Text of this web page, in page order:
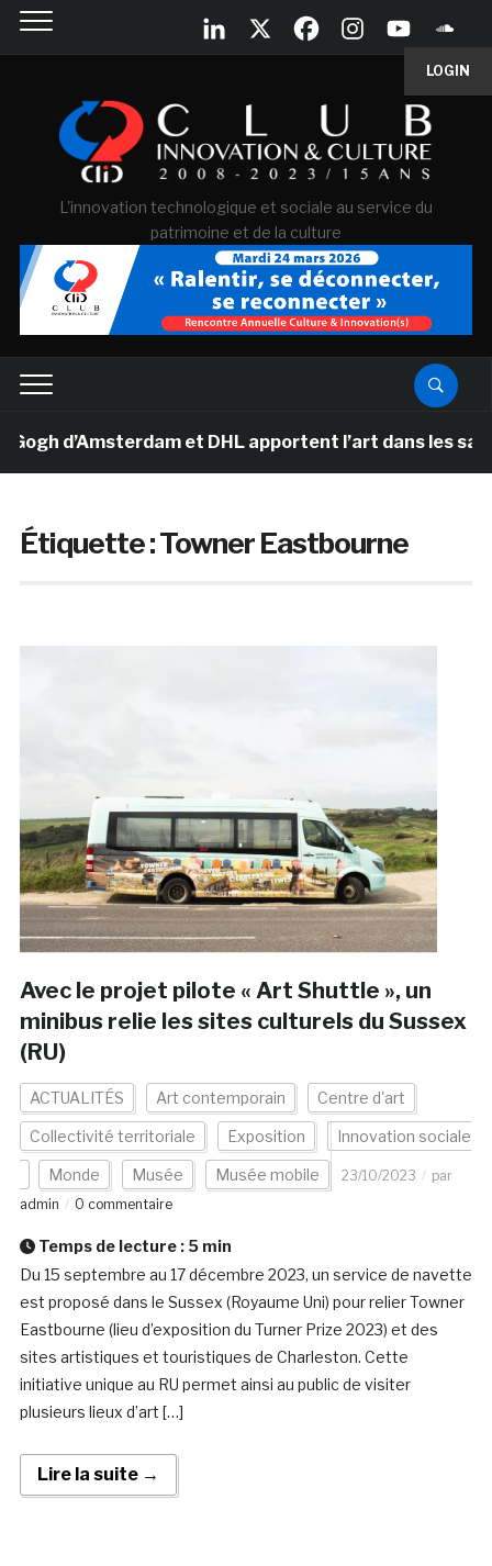
LOGIN
L'innovation technologique et sociale au service du
patrimoine et de la culture
d’Amsterdam et DHL apportent l’art dans les salles
Étiquette :Towner Eastbourne
Avec le projet pilote « Art Shuttle », un
minibus relie les sites culturels du Sussex
(RU)
ACTUALITÉS Art contemporain Centre d'art
Collectivité territoriale Exposition Innovation sociale
Monde Musée Musée mobile 23/10/2023
par
admin
0 commentaire
Temps de lecture : 5 min
Du 15 septembre au 17 décembre 2023, un service de navette
est proposé dans le Sussex (Royaume Uni) pour relier Towner
Eastbourne (lieu d’exposition du Turner Prize 2023) et des
sites artistiques et touristiques de Charleston. Cette
initiative unique au RU permet ainsi au public de visiter
plusieurs lieux d’art […]
Lire la suite →